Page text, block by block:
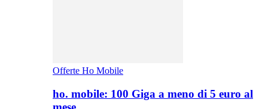
Offerte Ho Mobile
ho. mobile: 100 Giga a meno di 5 euro al